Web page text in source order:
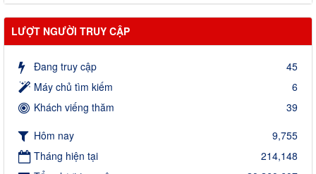
LƯỢT NGƯỜI TRUY CẬP
Đang truy cập
45
Máy chủ tìm kiếm
6
Khách viếng thăm
39
Hôm nay
9,755
Tháng hiện tại
214,148